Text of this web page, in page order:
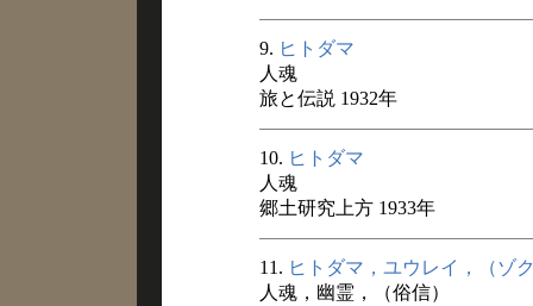
9. ヒトダマ
人魂
旅と伝説 1932年
10. ヒトダマ
人魂
郷土研究上方 1933年
11. ヒトダマ，ユウレイ，（ゾ
人魂，幽霊，（俗信）